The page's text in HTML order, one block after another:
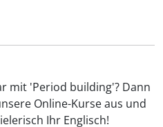
mit 'Period building'? Dann
Online-Kurse aus und
Ihr Englisch!